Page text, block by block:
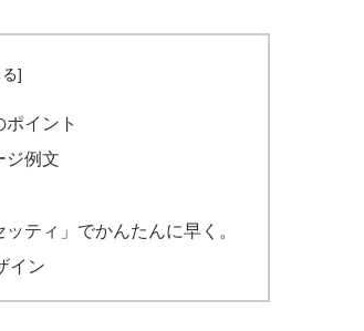
イント
ジ例文
ティ」でかんたんに早く。
イン